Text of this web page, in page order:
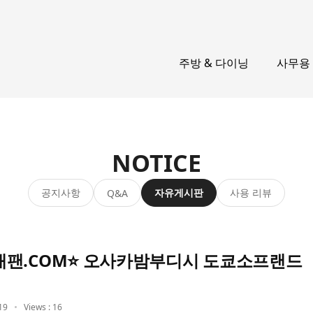
주방 & 다이닝 사무
NOTICE
공지사항 Q&A 자유게시판 사용 리뷰
팬.COM⭐ 오사카밤부디시 도쿄소프랜드
Views : 16